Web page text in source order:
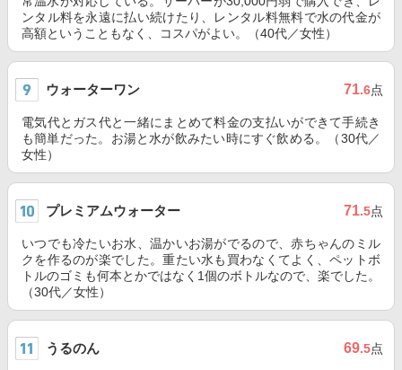
ンタル料を永遠に払い続けたり、レンタル料無料で水の代金が
高額ということもなく、コスパがよい。（40代／女性）
ウォーターワン 71.6点
電気代とガス代と一緒にまとめて料金の支払いができて手続き
も簡単だった。お湯と水が飲みたい時にすぐ飲める。（30代／
女性）
プレミアムウォーター 71.5点
いつでも冷たいお水、温かいお湯がでるので、赤ちゃんのミル
クを作るのが楽でした。重たい水も買わなくてよく、ペットボ
トルのゴミも何本とかではなく1個のボトルなので、楽でした。
（30代／女性）
うるのん 69.5点